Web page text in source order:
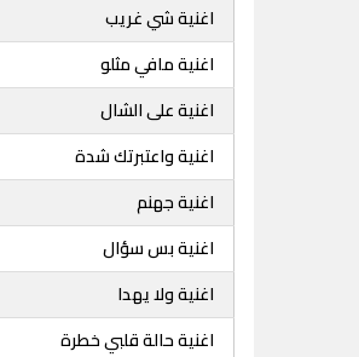
اغنية شي غريب
اغنية مافي مثلو
اغنية على الشال
اغنية واعتبرتك شدة
اغنية جهنم
اغنية بس سؤال
اغنية ولا يهدا
اغنية حالة قلبي خطرة